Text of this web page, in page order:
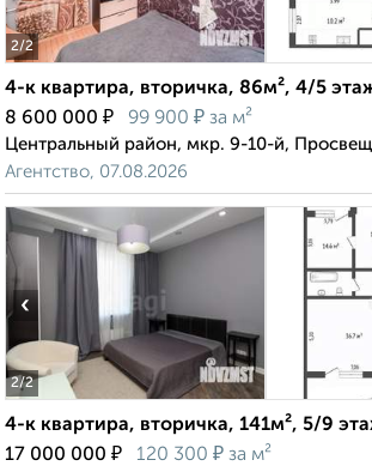
2/2
4-к квартира, вторичка, 86м², 4/5
8 600 000 ₽ 99 900 ₽ за м²
Центральный район, мкр. 9-10-й,
Агентство, 07.08.2026
2/2
‹
4-к квартира, вторичка, 141м², 5/9
17 000 000 ₽ 120 300 ₽ за м²